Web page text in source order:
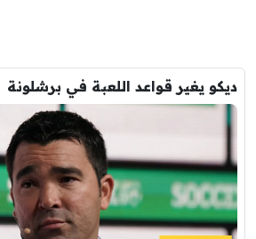
ديكو يغير قواعد اللعبة في برشلونة